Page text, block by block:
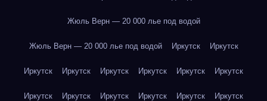
Жюль Верн — 20 000 лье под водой
Жюль Верн — 20 000 лье под водой Иркутск Иркутск
Иркутск Иркутск Иркутск Иркутск Иркутск Иркутск
Иркутск Иркутск Иркутск Иркутск Иркутск Иркутск